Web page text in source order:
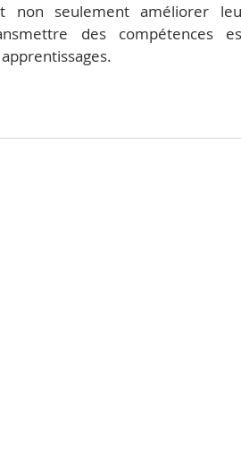
non seulement améliorer
des compétences